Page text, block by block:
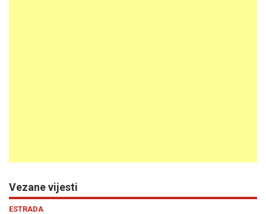
Vezane vijesti
MINI MARKET